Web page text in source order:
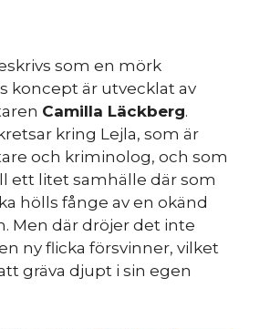
som en mörk
koncept är utvecklat av
Camilla Läckberg.
kring Lejla, som är
och kriminolog, och som
ett litet samhälle där som
hölls fånge av en okänd
Men där dröjer det inte
ny flicka försvinner, vilket
gräva djupt i sin egen
»